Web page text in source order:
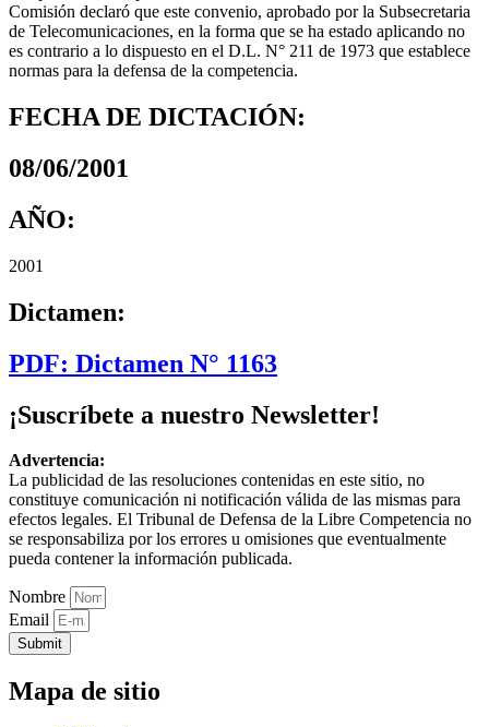
Comisión declaró que este convenio, aprobado por la Subsecretaria
de Telecomunicaciones, en la forma que se ha estado aplicando no
es contrario a lo dispuesto en el D.L. N° 211 de 1973 que establece
normas para la defensa de la competencia.
FECHA DE DICTACIÓN:
08/06/2001
AÑO:
2001
Dictamen:
PDF: Dictamen N° 1163
¡Suscríbete a nuestro Newsletter!
Advertencia:
La publicidad de las resoluciones contenidas en este sitio, no
constituye comunicación ni notificación válida de las mismas para
efectos legales. El Tribunal de Defensa de la Libre Competencia no
se responsabiliza por los errores u omisiones que eventualmente
pueda contener la información publicada.
Nombre
Email
Submit
Mapa de sitio